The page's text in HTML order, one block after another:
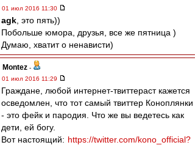
01 июл 2016 11:30
agk , это пять))
Побольше юмора, друзья, все же пятница )
Думаю, хватит о ненависти)
Montez -
01 июл 2016 11:29
Граждане, любой интернет-твиттераст кажется
осведомлен, что тот самый твиттер Коноплянки
- это фейк и пародия. Что же вы ведетесь как
дети, ей богу.
Вот настоящий: https://twitter.com/kono_official?